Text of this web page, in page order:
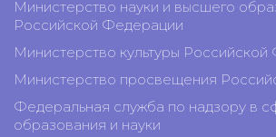
Министерство науки и высшего
Российской Федерации
Министерство культуры
Министерство просвещения
Федеральная служба по надзору в
образования и науки